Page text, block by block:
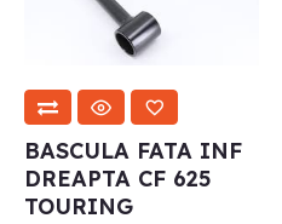
BASCULA FATA INF
DREAPTA CF 625
TOURING